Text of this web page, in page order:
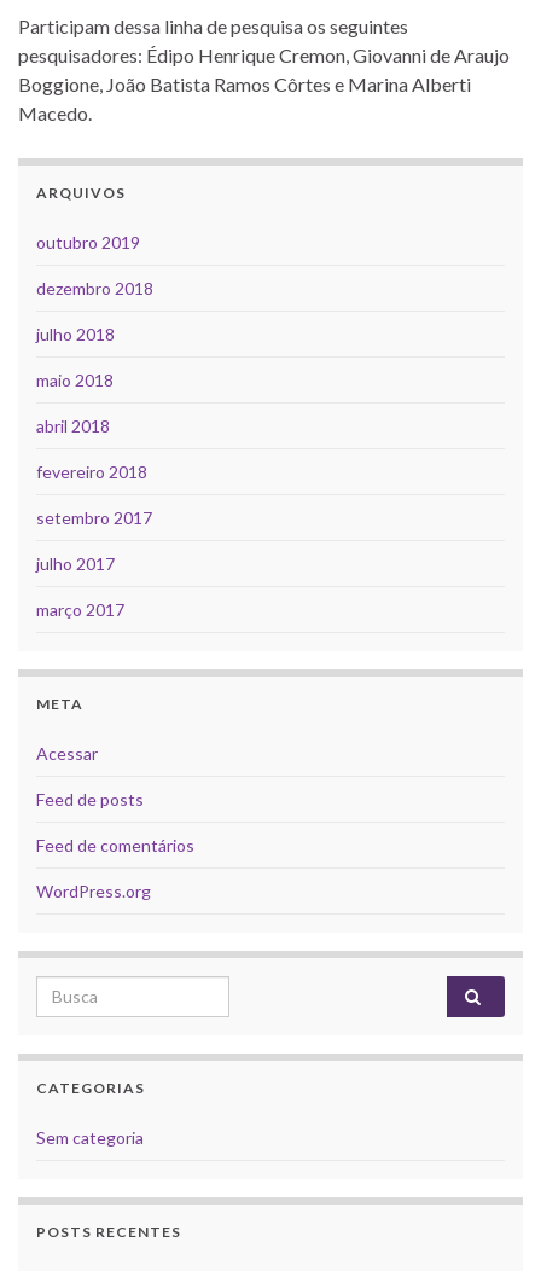
Participam dessa linha de pesquisa os seguintes
pesquisadores: Édipo Henrique Cremon, Giovanni de Araujo
Boggione, João Batista Ramos Côrtes e Marina Alberti
Macedo.
ARQUIVOS
outubro 2019
dezembro 2018
julho 2018
maio 2018
abril 2018
fevereiro 2018
setembro 2017
julho 2017
março 2017
META
Acessar
Feed de posts
Feed de comentários
WordPress.org
Search for:
CATEGORIAS
Sem categoria
POSTS RECENTES